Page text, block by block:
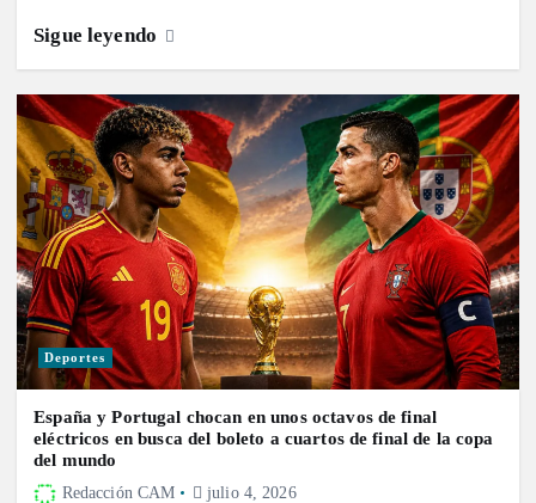
Sigue leyendo
Deportes
España y Portugal chocan en unos octavos de final
eléctricos en busca del boleto a cuartos de final de la copa
del mundo
Redacción CAM julio 4, 2026